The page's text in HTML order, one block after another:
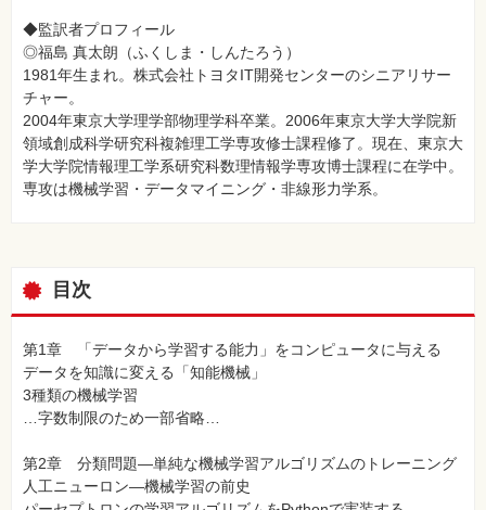
◆監訳者プロフィール
◎福島 真太朗（ふくしま・しんたろう）
1981年生まれ。株式会社トヨタIT開発センターのシニアリサー
チャー。
2004年東京大学理学部物理学科卒業。2006年東京大学大学院新
領域創成科学研究科複雑理工学専攻修士課程修了。現在、東京大
学大学院情報理工学系研究科数理情報学専攻博士課程に在学中。
専攻は機械学習・データマイニング・非線形力学系。
目次
第1章 「データから学習する能力」をコンピュータに与える
データを知識に変える「知能機械」
3種類の機械学習
…字数制限のため一部省略…
第2章 分類問題―単純な機械学習アルゴリズムのトレーニング
人工ニューロン―機械学習の前史